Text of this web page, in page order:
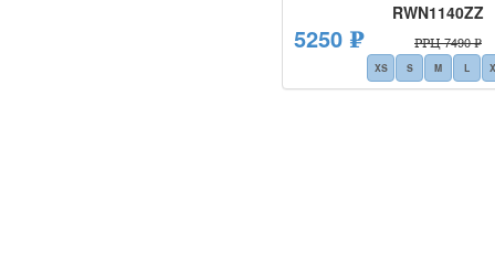
RWN1140ZZ
5250 ₽ РРЦ 7490 ₽
XS S M L